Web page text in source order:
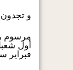
و تجدون
فبراير سنة 2018